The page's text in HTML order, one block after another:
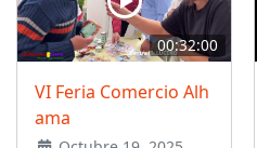
00:32:00
VI Feria Comercio Alh
ama